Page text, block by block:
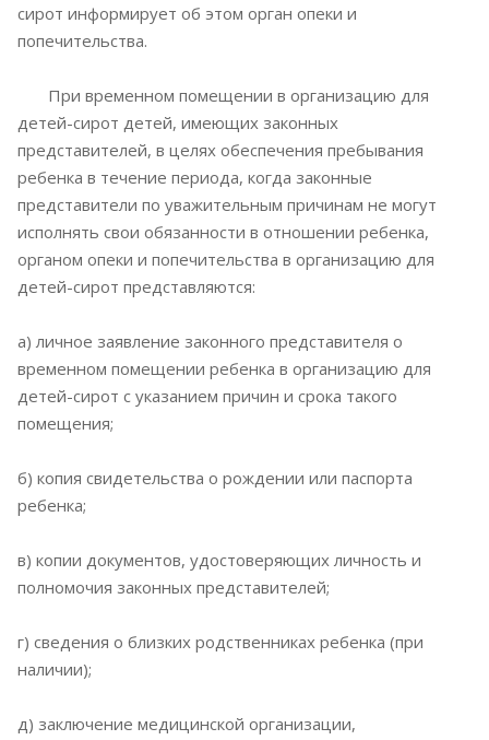
сирот информирует об этом орган опеки и
попечительства.
При временном помещении в организацию для
детей-сирот детей, имеющих законных
представителей, в целях обеспечения пребывания
ребенка в течение периода, когда законные
представители по уважительным причинам не могут
исполнять свои обязанности в отношении ребенка,
органом опеки и попечительства в организацию для
детей-сирот представляются:
а) личное заявление законного представителя о
временном помещении ребенка в организацию для
детей-сирот с указанием причин и срока такого
помещения;
б) копия свидетельства о рождении или паспорта
ребенка;
в) копии документов, удостоверяющих личность и
полномочия законных представителей;
г) сведения о близких родственниках ребенка (при
наличии);
д) заключение медицинской организации,